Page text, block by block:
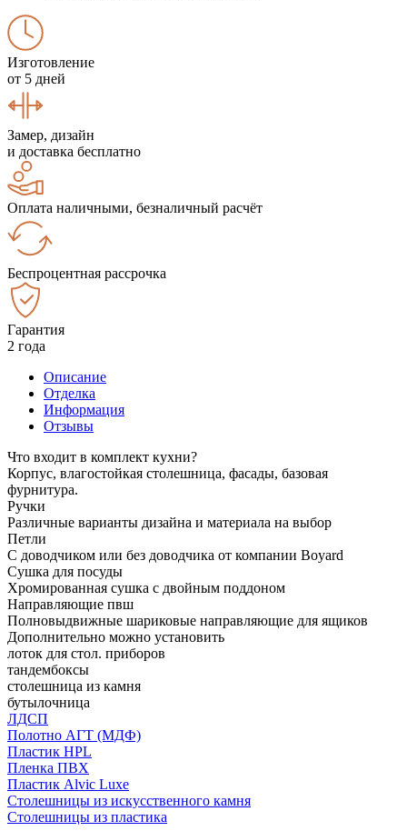
Изготовление
от 5 дней
Замер, дизайн
и доставка бесплатно
Оплата наличными, безналичный расчёт
Беспроцентная рассрочка
Гарантия
2 года
Описание
Отделка
Информация
Отзывы
Что входит в комплект кухни?
Корпус, влагостойкая столешница, фасады, базовая
фурнитура.
Ручки
Различные варианты дизайна и материала на выбор
Петли
С доводчиком или без доводчика от компании Boyard
Сушка для посуды
Хромированная сушка с двойным поддоном
Направляющие пвш
Полновыдвижные шариковые направляющие для ящиков
Дополнительно можно установить
лоток для стол. приборов
тандембоксы
столешница из камня
бутылочница
ЛДСП
Полотно АГТ (МДФ)
Пластик HPL
Пленка ПВХ
Пластик Alvic Luxe
Столешницы из искусственного камня
Столешницы из пластика